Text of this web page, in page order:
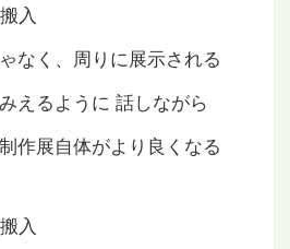
なく、周りに展示される
えるように 話しながら
作展自体がより良くなる